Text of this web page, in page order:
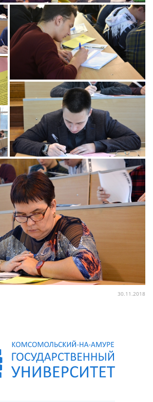
30.11.2018